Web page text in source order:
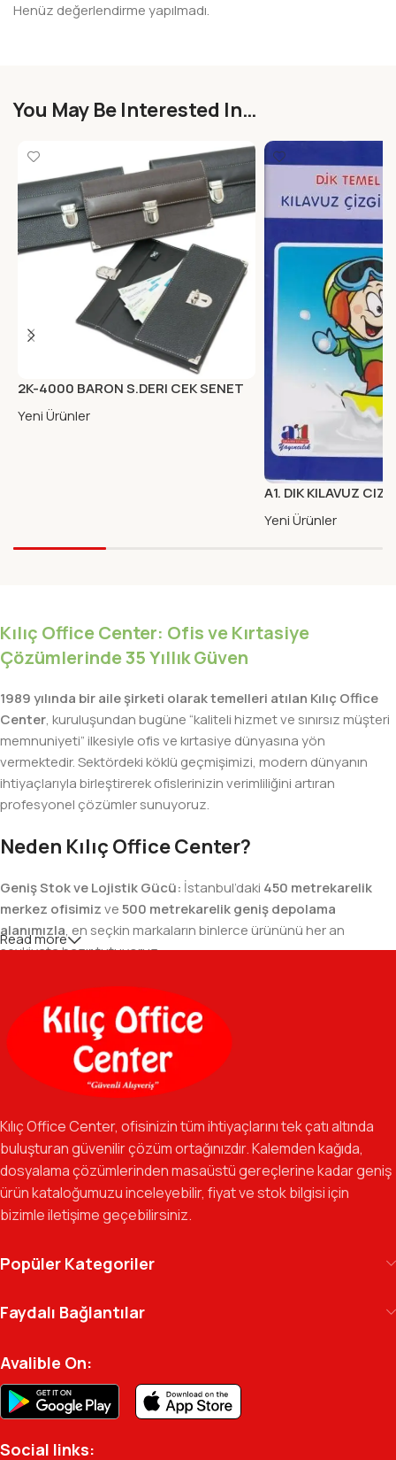
Henüz değerlendirme yapılmadı.
You May Be Interested In…
2K-4000 BARON S.DERI CEK SENET
PORTFOYU KAHVE
Yeni Ürünler
A1. DIK KILAVUZ
KARTON KAPAK
Yeni Ürünler
Kılıç Office Center: Ofis ve Kırtasiye
Çözümlerinde 35 Yıllık Güven
1989 yılında bir aile şirketi olarak temelleri atılan Kılıç Office
Center, kuruluşundan bugüne “kaliteli hizmet ve sınırsız müşteri
memnuniyeti” ilkesiyle ofis ve kırtasiye dünyasına yön
vermektedir. Sektördeki köklü geçmişimizi, modern dünyanın
ihtiyaçlarıyla birleştirerek ofislerinizin verimliliğini artıran
profesyonel çözümler sunuyoruz.
Neden Kılıç Office Center?
Geniş Stok ve Lojistik Gücü: İstanbul’daki 450 metrekarelik
merkez ofisimizve500 metrekarelik geniş depolama
alanımızla, en seçkin markaların binlerce ürününü her an
sevkiyata hazır tutuyoruz.
Geniş Ürün Yelpazesi:Temel kırtasiye malzemelerinden teknik
ofis gereçlerine kadar, iş hayatınızda ihtiyaç duyduğunuz her
şeyi tek bir çatı altında, en uygun fiyat avantajlarıyla bulmanızı
sağlıyoruz.
Özverili Takım Ruhu:İşini tutkuyla yapan, güler yüzlü ve çözüm
güvenilir bir yol arkadaşı olmayı hedefliyoruz.
Gelecek Vizyonu:Kurumsal kimliğimizi yeni iş birlikleri ve global
markalarla güçlendirerek, Türkiye genelinde müşteri ağımızı her
geçen gün büyütmeye devam ediyoruz.
Kılıç Office Center
arşivinizdeki dosyaya kadar her detayda yanınızda.
Ofisinizin enerjisini ve verimliliğini artırmak için
profesyonel kadromuzla hizmetinizdeyiz.
Read more
Kılıç Office Center, ofisinizin tüm ihtiyaçlarını tek çatı altında
buluşturan güvenilir çözüm ortağınızdır. Kalemden kağıda,
dosyalama çözümlerinden masaüstü gereçlerine kadar geniş
ürün kataloğumuzu inceleyebilir, fiyat ve stok bilgisi için
bizimle iletişime geçebilirsiniz.
Popüler Kategoriler
Faydalı Bağlantılar
Avalible On:
Social links: